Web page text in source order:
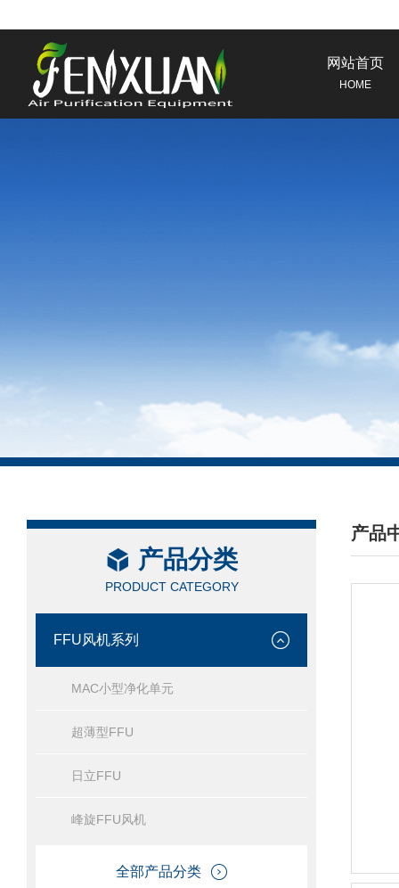
网站首页
HOME
产品分类
PRODUCT CATEGORY
FFU风机系列
MAC小型净化单元
超薄型FFU
日立FFU
峰旋FFU风机
全部产品分类
产品
/